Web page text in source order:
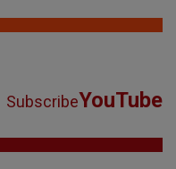
SubscribeYouTube